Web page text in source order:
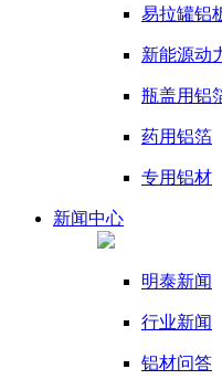
易拉罐铝
新能源动
瓶盖用铝
药用铝箔
专用铝材
新闻中心
明泰新闻
行业新闻
铝材问答